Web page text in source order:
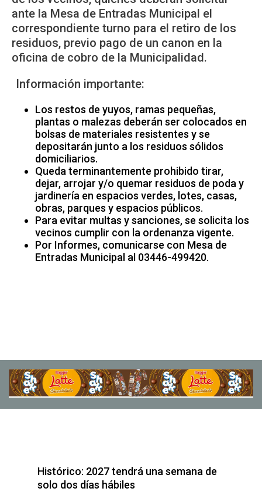
ante la Mesa de Entradas Municipal el
correspondiente turno para el retiro de los
residuos, previo pago de un canon en la
oficina de cobro de la Municipalidad.
Información importante:
Los restos de yuyos, ramas pequeñas,
plantas o malezas deberán ser colocados en
bolsas de materiales resistentes y se
depositarán junto a los residuos sólidos
domiciliarios.
Queda terminantemente prohibido tirar,
dejar, arrojar y/o quemar residuos de poda y
jardinería en espacios verdes, lotes, casas,
obras, parques y espacios públicos.
Para evitar multas y sanciones, se solicita los
vecinos cumplir con la ordenanza vigente.
Por Informes, comunicarse con Mesa de
Entradas Municipal al 03446-499420.
Histórico: 2027 tendrá una semana de
solo dos días hábiles